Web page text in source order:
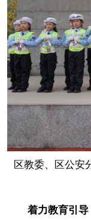
区教委、区公安
着力教育引